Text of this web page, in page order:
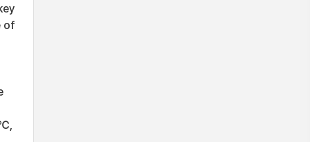
of